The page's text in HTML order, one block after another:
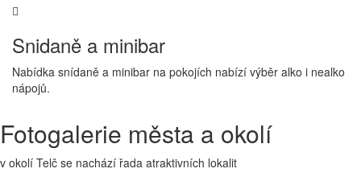
Snidaně a minibar
Nabídka snídaně a minibar na pokojích nabízí výběr alko i nealko
nápojů.
Fotogalerie města a okolí
v okolí Telč se nachází řada atraktivních lokalit